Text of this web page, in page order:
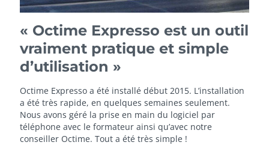
« Octime Expresso est un outil
vraiment pratique et simple
d’utilisation »
Octime Expresso a été installé début 2015. L’installation
a été très rapide, en quelques semaines seulement.
Nous avons géré la prise en main du logiciel par
téléphone avec le formateur ainsi qu’avec notre
conseiller Octime. Tout a été très simple !